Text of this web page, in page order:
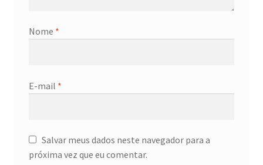
Nome *
E-mail *
Salvar meus dados neste navegador para a
próxima vez que eu comentar.